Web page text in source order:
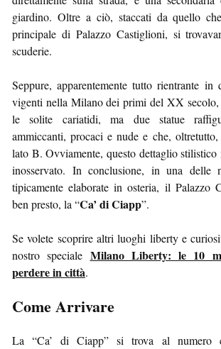
giardino. Oltre a ciò, staccati da quello
principale di Palazzo Castiglioni, si
scuderie.
Seppure, apparentemente tutto rientrante in
vigenti nella Milano dei primi del XX secolo,
le solite cariatidi, ma due statue
ammiccanti, procaci e nude e che,
lato B. Ovviamente, questo dettaglio stilistico
inosservato. In conclusione, in una delle
tipicamente elaborate in osteria, il Palazzo
ben presto, la “Ca’ di Ciapp”.
Se volete scoprire altri luoghi liberty e
nostro speciale Milano Liberty: le 10
perdere in città.
Come Arrivare
La “Ca’ di Ciapp” si trova al